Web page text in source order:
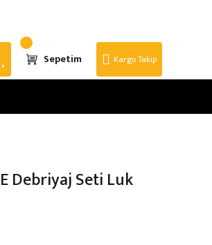
Sepetim Kargo Takip
Debriyaj Seti Luk